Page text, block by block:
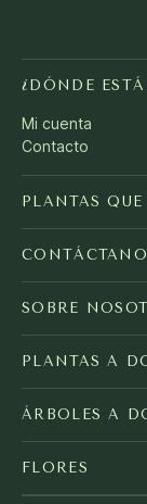
¿DÓNDE
Mi cuenta
Contacto
PLANTAS
SOBRE
PLANTAS A
ÁRBOLES A
FLORES